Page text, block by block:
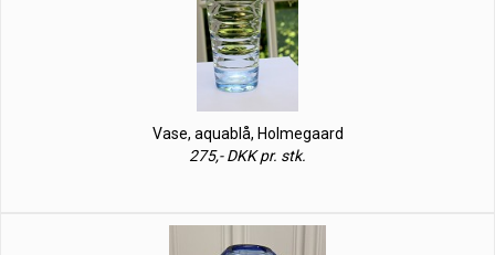
Vase, aquablå, Holmegaard
275,- DKK pr. stk.